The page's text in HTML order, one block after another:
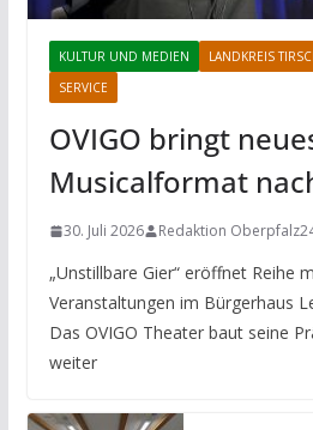
KULTUR UND MEDIEN LANDKREIS
SERVICE
OVIGO bringt
Musicalformat
30. Juli 2026 Redaktion
„Unstillbare Gier“ eröffnet Reihe
Veranstaltungen im Bürgerhaus
Das OVIGO Theater baut seine
weiter